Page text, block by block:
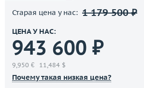
Старая цена у нас: 1 179 500 ₽
ЦЕНА У НАС:
943 600 ₽
9,950 € 11,484 $
Почему такая низкая цена?